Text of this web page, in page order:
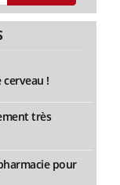
!
très
pour